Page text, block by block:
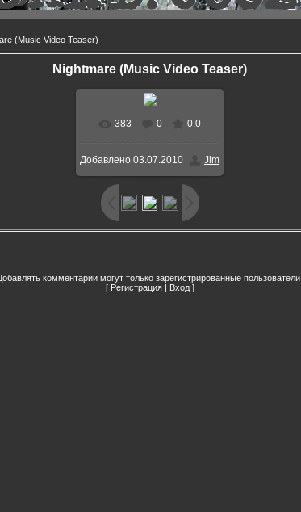
(Music Video Teaser)
Nightmare (Music Video Teaser)
В реальном размере
993x559/ 576.7Kb
383 0 0.0
Добавлено 03.07.2010 Jim
комментарии могут только зарегистрированные пользователи.
[ Регистрация| Вход]